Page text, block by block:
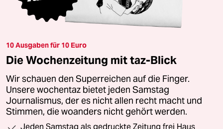
10 Ausgaben für 10 Euro
Die Wochenzeitung mit taz-Blick
Wir schauen den Superreichen auf die Finger.
Unsere wochentaz bietet jeden Samstag
Journalismus, der es nicht allen recht macht und
Stimmen, die woanders nicht gehört werden.
Jeden Samstag als gedruckte Zeitung frei Haus